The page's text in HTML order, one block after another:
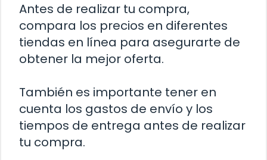
Antes de realizar tu compra,
compara los precios en diferentes
tiendas en línea para asegurarte de
obtener la mejor oferta.
También es importante tener en
cuenta los gastos de envío y los
tiempos de entrega antes de realizar
tu compra.